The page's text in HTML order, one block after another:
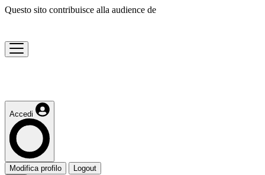
Questo sito contribuisce alla audience de
Accedi
Modifica profilo Logout